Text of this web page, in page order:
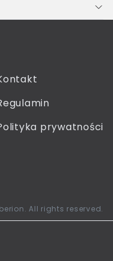
prywatności
All rights reserved.